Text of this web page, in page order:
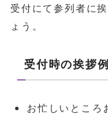
受付にて参列者に
ょう。
受付時の挨拶
お忙しいところ